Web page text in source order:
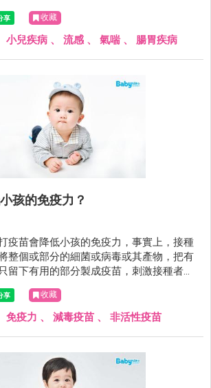
收藏
小兒疾病 、 流感 、 氣喘、 腸胃疾病
孩的免疫力？
疫苗會降低小孩的免疫力，事實上，接種
整個或部分的細菌或病毒或其產物，把有
留下有用的部分製成疫苗，刺激接種者的
者自己能產生危險性低卻類似自染感染的
產生保護力（主動免疫）。 不可否認的，
其對於傳染病，注射疫苗是抵抗傳染病最
收藏
免疫力 、 減毒疫苗 、 非活性疫苗